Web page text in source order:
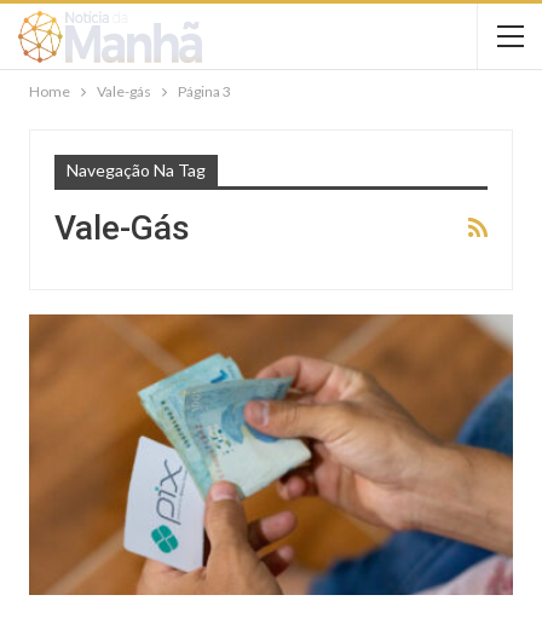
Home Vale-gás Página 3
Navegação Na Tag
Vale-Gás